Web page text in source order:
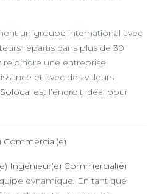
un groupe international avec
répartis dans plus de 30
rejoindre une entreprise
et avec des valeurs
Solocal est l’endroit idéal pour
Commercial(e)
Ingénieur(e) Commercial(e)
dynamique. En tant que